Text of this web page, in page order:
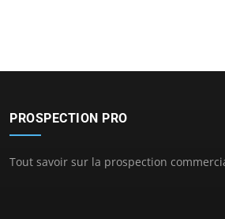
PROSPECTION PRO
Tout savoir sur la prospection